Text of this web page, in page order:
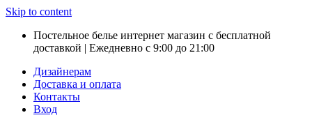
Skip to content
Постельное белье интернет магазин с бесплатной
доставкой | Ежедневно с 9:00 до 21:00
Дизайнерам
Доставка и оплата
Контакты
Вход